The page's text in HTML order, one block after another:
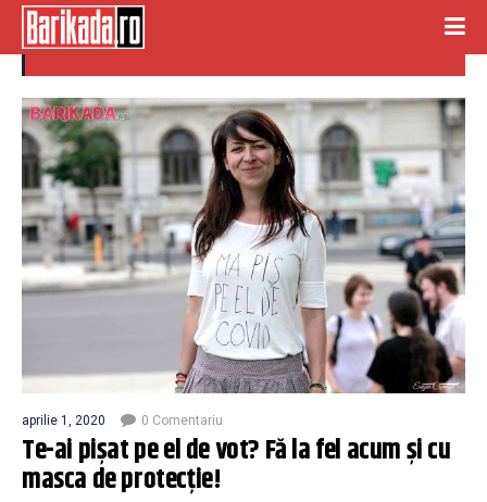
pisat pe el de vot
aprilie 1, 2020 0 Comentariu
Te-ai pișat pe el de vot? Fă la fel acum și cu
masca de protecție!